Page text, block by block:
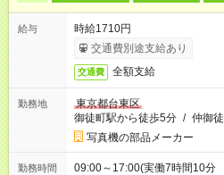
給与
時給1710円
交通費別途支給あり
交通費 全額支給
勤務地
東京都台東区
御徒町駅から徒歩5分 / 仲御
写真機の部品メーカー
勤務時間
09:00～17:00(実働7時間10